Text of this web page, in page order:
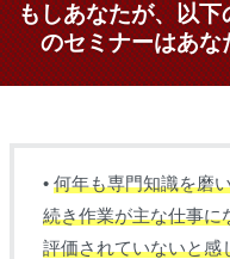
もしあなたが、以
のセミナーはあな
• 何年も専門知識を磨
続き作業が主な仕事に
評価されていないと感